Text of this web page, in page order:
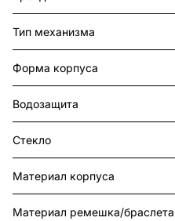
Тип механизма
Форма корпуса
Водозащита
Стекло
Материал корпуса
Материал ремешка/браслета